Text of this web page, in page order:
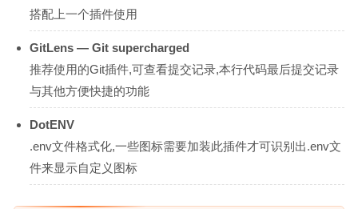
搭配上一个插件使用
GitLens — Git supercharged
推荐使用的Git插件,可查看提交记录,本行代码最后提交记录
与其他方便快捷的功能
DotENV
.env文件格式化,一些图标需要加装此插件才可识别出.env文
件来显示自定义图标